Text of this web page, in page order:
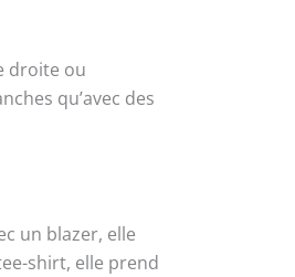
droite ou
qu’avec des
un blazer, elle
shirt, elle prend